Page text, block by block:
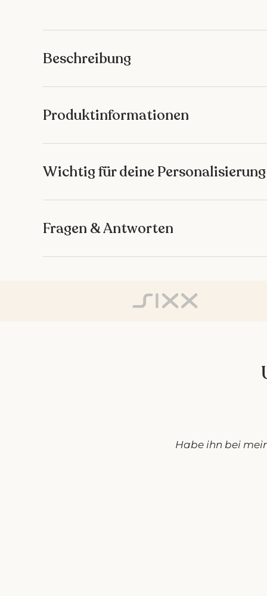
Beschreibung
Produktinformationen
Wichtig für deine Personalisierung
Fragen & Antworten
Habe ihn bei